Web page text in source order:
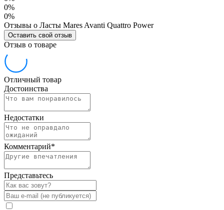
0%
0%
Отзывы о Ласты Mares Avanti Quattro Power
Оставить свой отзыв
Отзыв о товаре
Отличный товар
Достоинства
Недостатки
Комментарий*
Представьтесь